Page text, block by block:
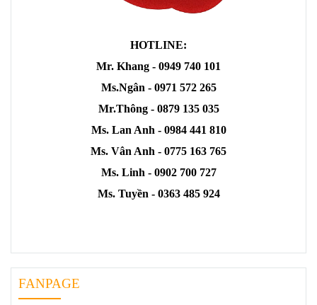
HOTLINE:
Mr. Khang - 0949 740 101
Ms.Ngân - 0971 572 265
Mr.Thông - 0879 135 035
Ms. Lan Anh - 0984 441 810
Ms. Vân Anh - 0775 163 765
Ms. Linh - 0902 700 727
Ms. Tuyền - 0363 485 924
FANPAGE